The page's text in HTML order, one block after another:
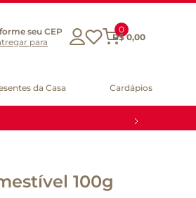
seu CEP
para
0
R$ 0,00
da Casa Cardápios
100g